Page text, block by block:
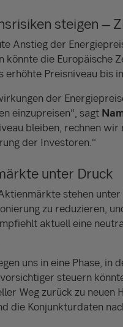
steigen –
Anstieg der
könnte die Europäische
erhöhte Preisniveau bis
der
einzupreisen“, sagt
bleiben, rechnen
der Investoren.“
unter Druck
stehen
zu reduzieren,
aktuell eine
uns in eine Phase,
steuern
Weg zurück zu
die Konjunkturdaten